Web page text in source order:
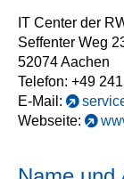
IT Center der
Seffenter Weg
52074 Aachen
Telefon: +49
E-Mail:
Webseite: